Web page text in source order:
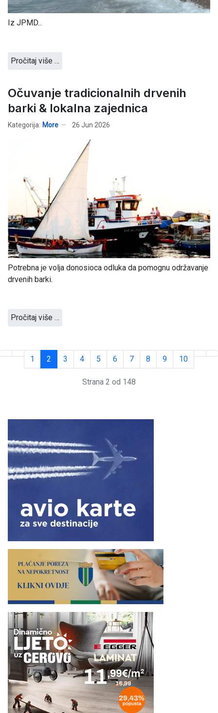
Iz JPMD...
Pročitaj više …
Očuvanje tradicionalnih drvenih
barki & lokalna zajednica
Kategorija: More 26 Jun 2026
Potrebna je volja donosioca odluka da pomognu održavanje
drvenih barki.
Pročitaj više …
1 2 3 4 5 6 7 8 9 10
Strana 2 od 148